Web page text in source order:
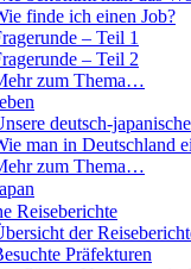
finde ich einen Job?
– Teil 1
– Teil 2
zum Thema…
deutsch-
man in Deutschland
zum Thema…
Reiseberichte
der
Präfekturen